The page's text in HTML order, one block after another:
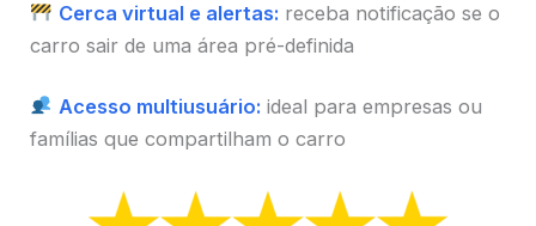
Cerca virtual e alertas: receba notificação se o
carro sair de uma área pré-definida
Acesso multiusuário: ideal para empresas ou
famílias que compartilham o carro